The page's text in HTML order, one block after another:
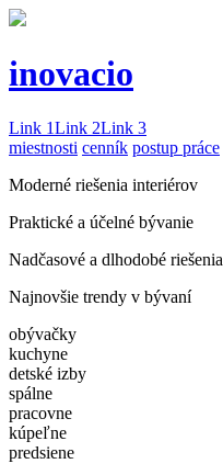
inovacio
Link 1Link 2Link 3
miestnosti cenník postup práce
Moderné riešenia interiérov
Praktické a účelné bývanie
Nadčasové a dlhodobé riešenia
Najnovšie trendy v bývaní
obývačky
kuchyne
detské izby
spálne
pracovne
kúpeľne
predsiene